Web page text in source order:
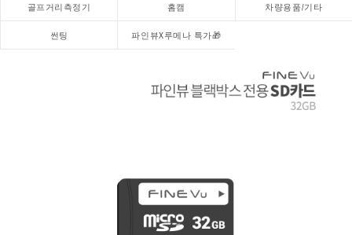
골프거리측정기 홈캠 차량용품/기타
썬팅 파인뷰X루메나 특가🎁